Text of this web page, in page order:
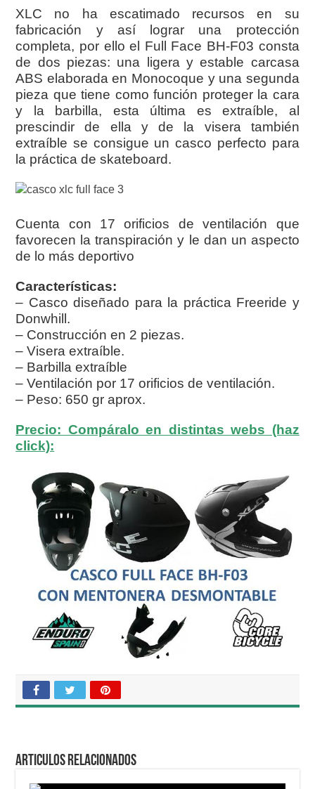
XLC no ha escatimado recursos en su
fabricación y así lograr una protección
completa, por ello el Full Face BH-F03 consta
de dos piezas: una ligera y estable carcasa
ABS elaborada en Monocoque y una segunda
pieza que tiene como función proteger la cara
y la barbilla, esta última es extraíble, al
prescindir de ella y de la visera también
extraíble se consigue un casco perfecto para
la práctica de skateboard.
Cuenta con 17 orificios de ventilación que
favorecen la transpiración y le dan un aspecto
de lo más deportivo
Características:
– Casco diseñado para la práctica Freeride y
Donwhill.
– Construcción en 2 piezas.
– Visera extraíble.
– Barbilla extraíble
– Ventilación por 17 orificios de ventilación.
– Peso: 650 gr aprox.
Precio: Compáralo en distintas webs (haz
click):
Articulos relacionados